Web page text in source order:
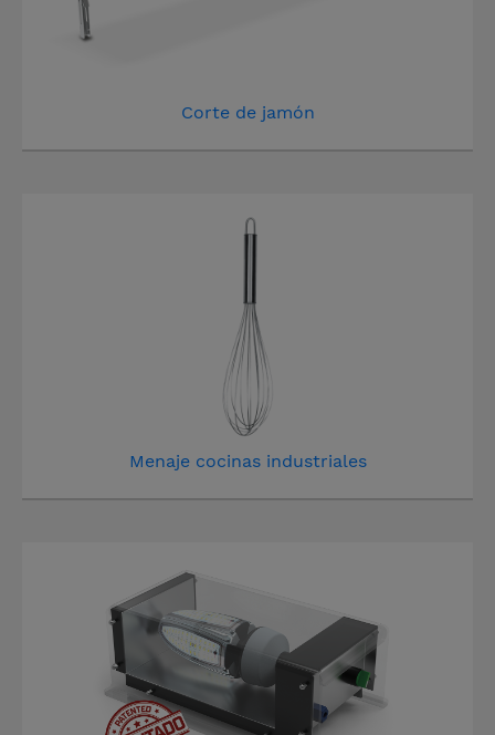
Corte de jamón
Menaje cocinas industriales